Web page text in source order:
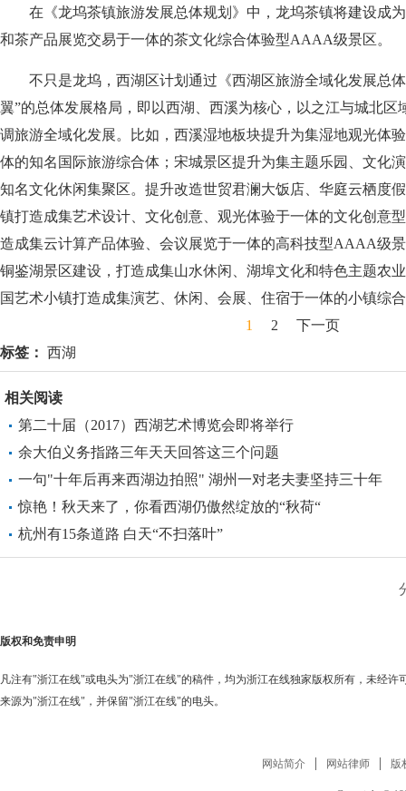
在《龙坞茶镇旅游发展总体规划》中，龙坞茶镇将建设成为
和茶产品展览交易于一体的茶文化综合体验型AAAA级景区。
不只是龙坞，西湖区计划通过《西湖区旅游全域化发展总体
翼”的总体发展格局，即以西湖、西溪为核心，以之江与城北区
调旅游全域化发展。比如，西溪湿地板块提升为集湿地观光体
体的知名国际旅游综合体；宋城景区提升为集主题乐园、文化
知名文化休闲集聚区。提升改造世贸君澜大饭店、华庭云栖度
镇打造成集艺术设计、文化创意、观光体验于一体的文化创意
造成集云计算产品体验、会议展览于一体的高科技型AAAA级
铜鉴湖景区建设，打造成集山水休闲、湖埠文化和特色主题农
国艺术小镇打造成集演艺、休闲、会展、住宿于一体的小镇综
1
2
下一页
标签： 西湖
相关阅读
第二十届（2017）西湖艺术博览会即将举行
余大伯义务指路三年天天回答这三个问题
一句"十年后再来西湖边拍照" 湖州一对老夫妻坚持三十年
惊艳！秋天来了，你看西湖仍傲然绽放的“秋荷“
杭州有15条道路 白天“不扫落叶”
版权和免责申明
凡注有"浙江在线"或电头为"浙江在线"的稿件，均为浙江在线独家版权所有，未经许
来源为"浙江在线"，并保留"浙江在线"的电头。
网站简介 网站律师 版